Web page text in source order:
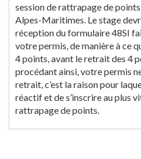
session de rattrapage de
Alpes-Maritimes. Le stage
réception du formulaire 48SI
votre permis, de manière à ce
4 points, avant le retrait des 4
procédant ainsi, votre permis
retrait, c’est la raison pour
réactif et de s’inscrire au plus
rattrapage de points.